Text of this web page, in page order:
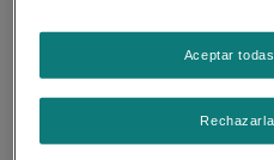
Aceptar